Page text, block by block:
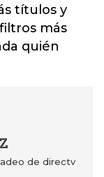
títulos y
más
quién
de directv